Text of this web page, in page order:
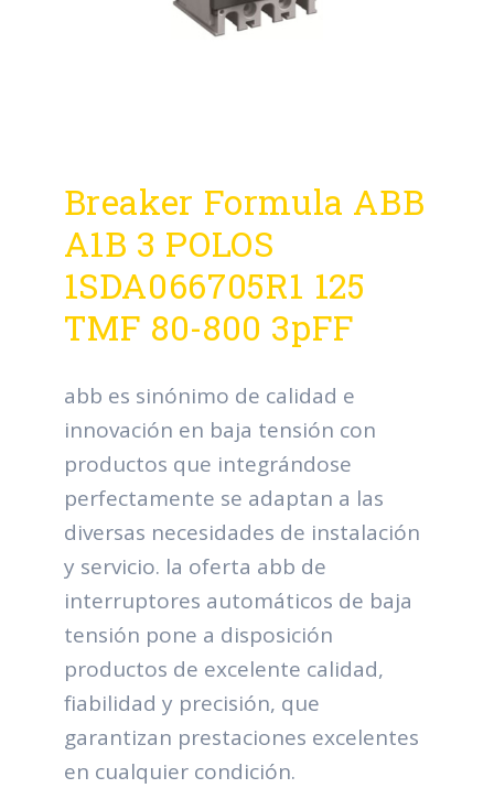
Breaker Formula ABB
A1B 3 POLOS
1SDA066705R1 125
TMF 80-800 3pFF
abb es sinónimo de calidad e
innovación en baja tensión con
productos que integrándose
perfectamente se adaptan a las
diversas necesidades de instalación
y servicio. la oferta abb de
interruptores automáticos de baja
tensión pone a disposición
productos de excelente calidad,
fiabilidad y precisión, que
garantizan prestaciones excelentes
en cualquier condición.